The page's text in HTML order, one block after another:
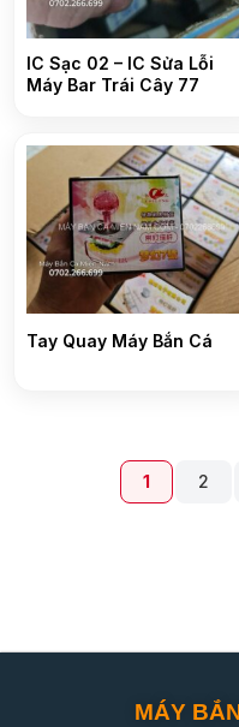
IC Sạc 02 – IC Sửa Lỗi
Máy Bar Trái Cây 77
Tay Quay Máy Bắn Cá
1 2
MÁY